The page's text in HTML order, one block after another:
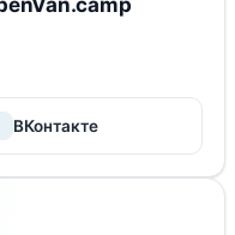
ВКонтакте